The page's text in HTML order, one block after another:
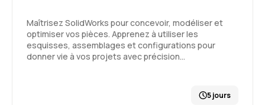
Maîtrisez SolidWorks pour concevoir, modéliser et
optimiser vos pièces. Apprenez à utiliser les
esquisses, assemblages et configurations pour
donner vie à vos projets avec précision…
5 jours